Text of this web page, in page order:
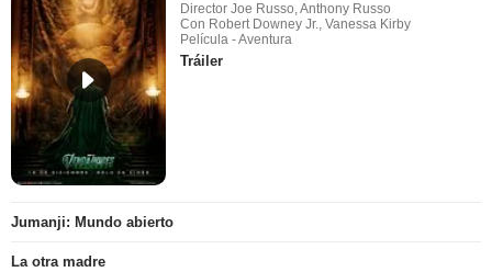
Director Joe Russo, Anthony Russo
Con Robert Downey Jr., Vanessa Kirby
Película - Aventura
Tráiler
Jumanji: Mundo abierto
La otra madre